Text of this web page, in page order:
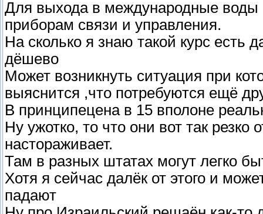
Для выхода в международные воды
приборам связи и управления.
На сколько я знаю такой курс есть
дёшево
Может возникнуть ситуация при
выяснится ,что потребуются ещё
В принципецена в 15 вполоне
Ну ужотко, то что они вот так
настораживает.
Там в разных штатах могут легко
Хотя я сейчас далёк от этого и
падают